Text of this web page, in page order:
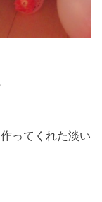
ってくれた淡い